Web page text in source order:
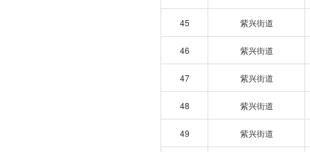
45 紫兴街道
46 紫兴街道
47 紫兴街道
48 紫兴街道
49 紫兴街道